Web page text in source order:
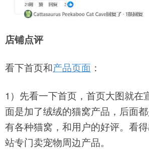
店铺点评
看下首页和产品页面 ：
1）先看一下首页，首页大图就在
面是加了绒绒的猫窝产品，后面
有各种猫窝，和用户的好评。看
站专门卖宠物周边产品。